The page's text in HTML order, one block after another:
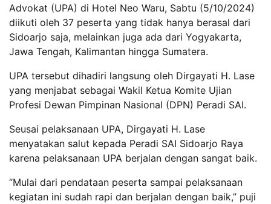
Advokat (UPA) di Hotel Neo Waru, Sabtu (5/10/2024)
diikuti oleh 37 peserta yang tidak hanya berasal dari
Sidoarjo saja, melainkan juga ada dari Yogyakarta,
Jawa Tengah, Kalimantan hingga Sumatera.
UPA tersebut dihadiri langsung oleh Dirgayati H. Lase
yang menjabat sebagai Wakil Ketua Komite Ujian
Profesi Dewan Pimpinan Nasional (DPN) Peradi SAI.
Seusai pelaksanaan UPA, Dirgayati H. Lase
menyatakan salut kepada Peradi SAI Sidoarjo Raya
karena pelaksanaan UPA berjalan dengan sangat baik.
“Mulai dari pendataan peserta sampai pelaksanaan
kegiatan ini sudah rapi dan berjalan dengan baik,” puji